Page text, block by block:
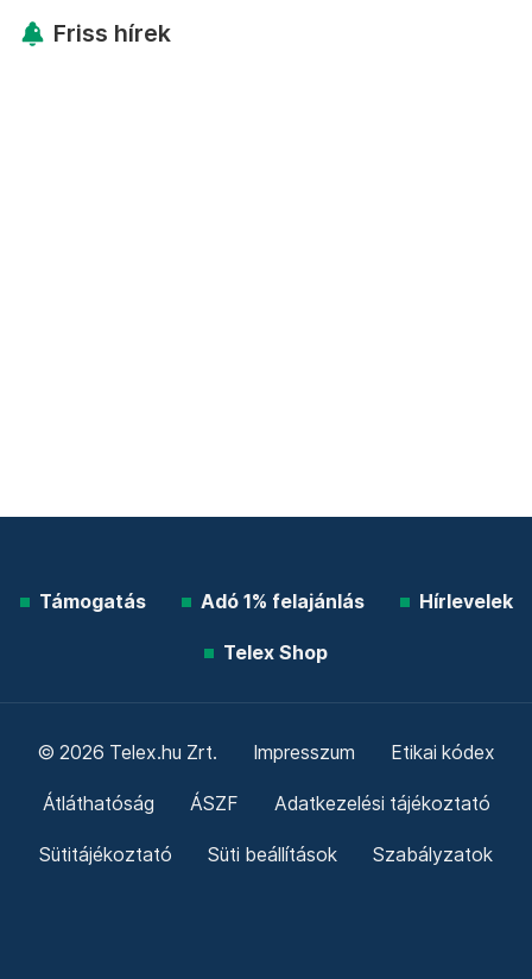
Friss hírek
Támogatás Adó 1% felajánlás Hírlevelek
Telex Shop
© 2026 Telex.hu Zrt. Impresszum Etikai kódex
Átláthatóság ÁSZF Adatkezelési tájékoztató
Sütitájékoztató Süti beállítások Szabályzatok